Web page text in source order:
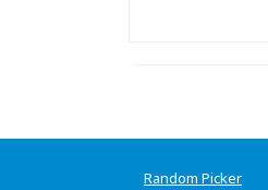
Random Picker